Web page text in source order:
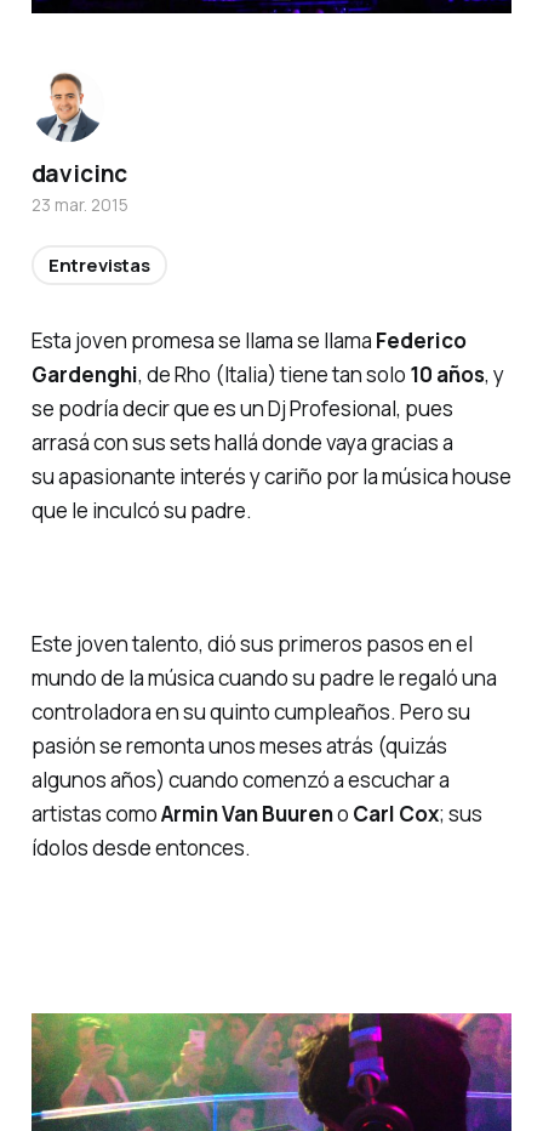
Esta joven promesa se llama se llama Federico
Gardenghi, de Rho (Italia) tiene tan solo 10 años, y
se podría decir que es un Dj Profesional, pues
arrasá con sus sets hallá donde vaya gracias a
su apasionante interés y cariño por la música house
que le inculcó su padre.
Este joven talento, dió sus primeros pasos en el
mundo de la música cuando su padre le regaló una
controladora en su quinto cumpleaños. Pero su
pasión se remonta unos meses atrás (quizás
algunos años) cuando comenzó a escuchar a
artistas comoArmin Van Buureno Carl Cox; sus
ídolos desde entonces.
davicinc
23 mar. 2015
Entrevistas